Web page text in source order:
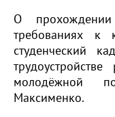
О
требованиях к
студенческий
молодёжной
Максименко.